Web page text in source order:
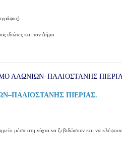
ιδιώτες και τον Δήμο.
ΠΙΕΡΙΑΣ.
μέσα στη νύχτα να ξεβιδώσουν και να κλέψουν